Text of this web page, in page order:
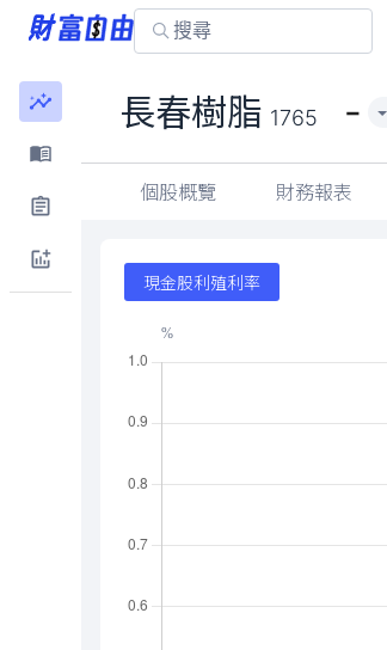
長春樹脂 1765 -
個股概覽 財務報表
現金股利殖利率